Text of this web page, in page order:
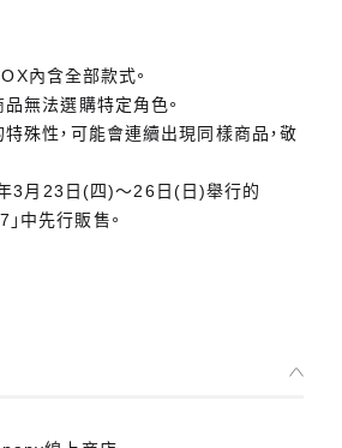
內含全部款式。
無法選購特定角色。
殊性，可能會連續出現同樣商品，敬
3月23日(四)～26日(日)舉行的
中先行販售。